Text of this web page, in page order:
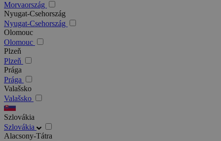
Morvaország
Nyugat-Csehország
Nyugat-Csehország
Olomouc
Olomouc
Plzeň
Plzeň
Prága
Prága
Valašsko
Valašsko
Szlovákia
Szlovákia
Alacsony-Tátra